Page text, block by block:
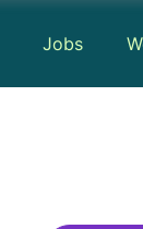
Jobs